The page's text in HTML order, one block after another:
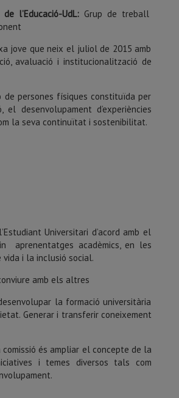
l’Educació-UdL:Grup de treball
jove que neix el juliol de 2015 amb
avaluació i institucionalització de
de persones físiques constituïda per
desenvolupament d’experiències
la seva continuïtat i sostenibilitat.
Universitari d’acord amb el
aprenentatges acadèmics, en les
i la inclusió social.
amb els altres
la formació universitària
Generar i transferir coneixement
comissió és ampliar el concepte de la
i temes diversos tals com